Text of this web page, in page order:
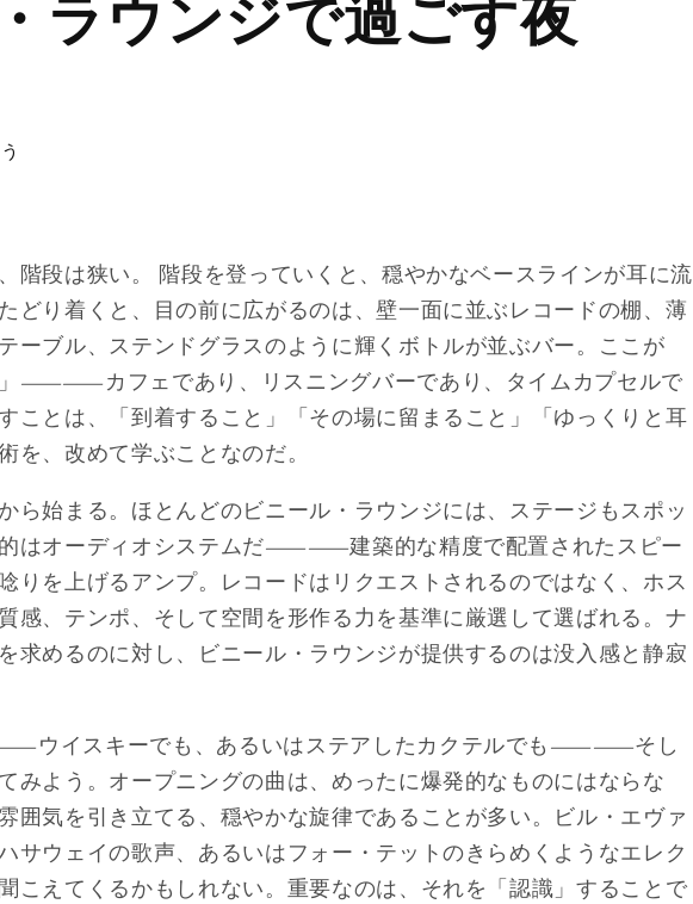
階段は狭い。 階段を登っていくと、穏やかなベースラインが耳に流
どり着くと、目の前に広がるのは、壁一面に並ぶレコードの棚、薄
ーブル、ステンドグラスのように輝くボトルが並ぶバー。ここが
」――カフェであり、リスニングバーであり、タイムカプセルで
ことは、「到着すること」「その場に留まること」「ゆっくりと耳
を、改めて学ぶことなのだ。
ら始まる。ほとんどのビニール・ラウンジには、ステージもスポッ
的はオーディオシステムだ――建築的な精度で配置されたスピー
りを上げるアンプ。レコードはリクエストされるのではなく、ホス
感、テンポ、そして空間を形作る力を基準に厳選して選ばれる。ナ
求めるのに対し、ビニール・ラウンジが提供するのは没入感と静寂
イスキーでも、あるいはステアしたカクテルでも――そし
みよう。オープニングの曲は、めったに爆発的なものにはならな
囲気を引き立てる、穏やかな旋律であることが多い。ビル・エヴァ
サウェイの歌声、あるいはフォー・テットのきらめくようなエレク
こえてくるかもしれない。重要なのは、それを「認識」することで